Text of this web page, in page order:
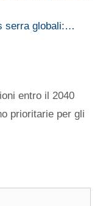
serra globali:…
entro il 2040
prioritarie per gli